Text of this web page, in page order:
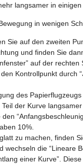
langsamer in einigen
in wenigen
Sie auf den zweiten
und finden Sie
auf der rechten
Kontrollpunkt durch
des
der Kurve langsamer
10%.
zu machen, finden
wechseln die “Lineare
einer Kurve”.